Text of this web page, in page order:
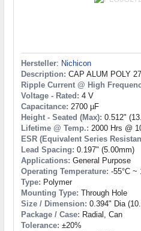
Hersteller: Nichicon
Description: CAP ALUM POLY
Ripple Current @ High
Voltage - Rated: 4 V
Capacitance: 2700 µF
Height - Seated (Max): 0.512"
Lifetime @ Temp.: 2000 Hrs @
ESR (Equivalent Series
Lead Spacing: 0.197" (5.00mm)
Applications: General Purpose
Operating Temperature: -55°C ~
Type: Polymer
Mounting Type: Through Hole
Size / Dimension: 0.394" Dia
Package / Case: Radial, Can
Tolerance: ±20%